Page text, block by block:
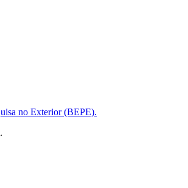
no Exterior (BEPE).